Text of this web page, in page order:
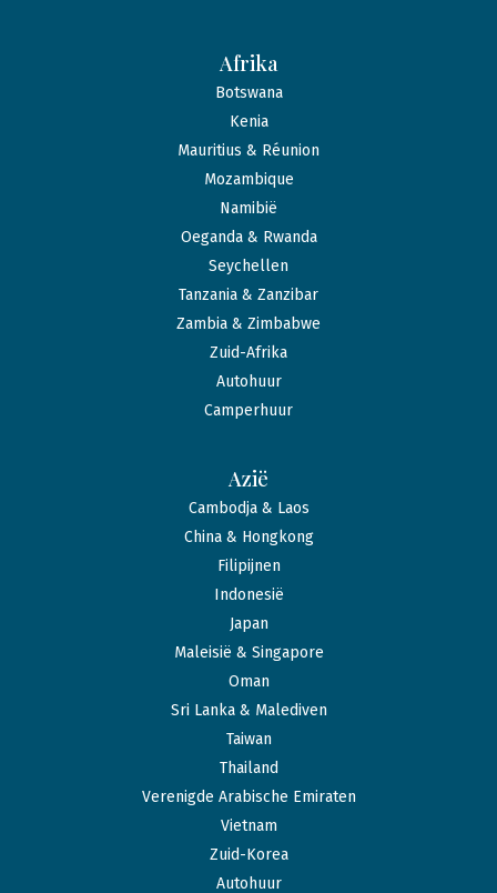
Afrika
Botswana
Kenia
Mauritius & Réunion
Mozambique
Namibië
Oeganda & Rwanda
Seychellen
Tanzania & Zanzibar
Zambia & Zimbabwe
Zuid-Afrika
Autohuur
Camperhuur
Azië
Cambodja & Laos
China & Hongkong
Filipijnen
Indonesië
Japan
Maleisië & Singapore
Oman
Sri Lanka & Malediven
Taiwan
Thailand
Verenigde Arabische Emiraten
Vietnam
Zuid-Korea
Autohuur